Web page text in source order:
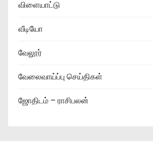
விளையாட்டு
வீடியோ
வேலூர்
வேலைவாய்ப்பு செய்திகள்
ஜோதிடம் – ராசிபலன்